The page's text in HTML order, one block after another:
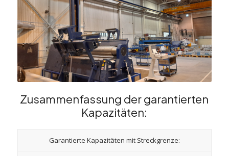
Zusammenfassung der garantierten
Kapazitäten:
Garantierte Kapazitäten mit Streckgrenze: